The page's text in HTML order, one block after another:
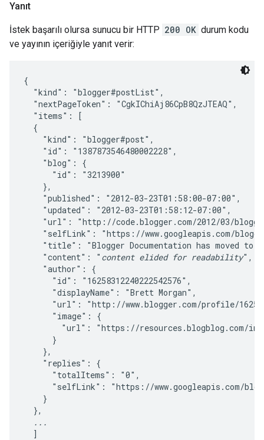
Yanıt
İstek başarılı olursa sunucu bir HTTP 200 OK durum kodu
ve yayının içeriğiyle yanıt verir:
{
  "kind": "blogger#postList",
  "nextPageToken": "CgkIChiAj86CpB8QzJTEAQ",
  "items": [
  {
    "kind": "blogger#post",
    "id": "1387873546480002228",
    "blog": {
      "id": "3213900"
    },
    "published": "2012-03-23T01:58:00-07:00",
    "updated": "2012-03-23T01:58:12-07:00",
"url": "http://code.blogger.com/2012/03/
"selfLink": "https://www.googleapis.com/
"title": "Blogger Documentation has moved to
    "content": "
content elided for readability",
    "author": {
      "id": "16258312240222542576",
      "displayName": "Brett Morgan",
"url": "http://www.blogger.com/profile/
      "image": {
"url": "https://resources.blogblog.com/
      }
    },
    "replies": {
      "totalItems": "0",
"selfLink": "https://www.googleapis.com/
    }
  },
...
  ]